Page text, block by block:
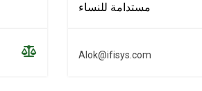
مستدامة للنساء
Alok@ifisys.com